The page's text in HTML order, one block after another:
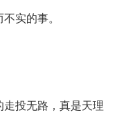
实的事。
投无路，真是天理